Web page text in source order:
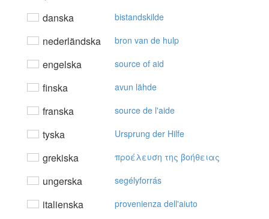
danska bistandskilde
nederländska bron van de hulp
engelska source of aid
finska avun lähde
franska source de l'aide
tyska Ursprung der Hilfe
grekiska πρoέλευση της βoήθειας
ungerska segélyforrás
italienska provenienza dell'aiuto